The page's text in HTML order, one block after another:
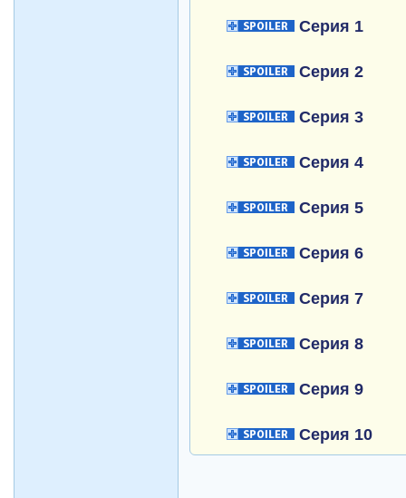
Серия 1
Серия 2
Серия 3
Серия 4
Серия 5
Серия 6
Серия 7
Серия 8
Серия 9
Серия 10